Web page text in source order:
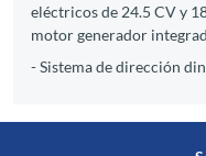
eléctricos de 24.5 CV y
motor generador
- Sistema de dirección